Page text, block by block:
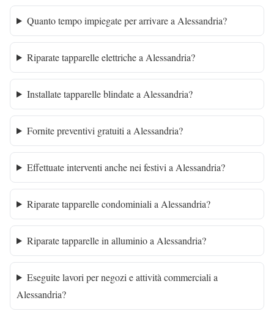
Quanto tempo impiegate per arrivare a Alessandria?
Riparate tapparelle elettriche a Alessandria?
Installate tapparelle blindate a Alessandria?
Fornite preventivi gratuiti a Alessandria?
Effettuate interventi anche nei festivi a Alessandria?
Riparate tapparelle condominiali a Alessandria?
Riparate tapparelle in alluminio a Alessandria?
Eseguite lavori per negozi e attività commerciali a
Alessandria?